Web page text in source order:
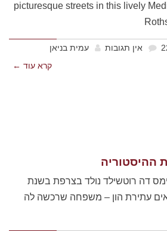
picturesque streets in this lively
אין תגובות
עמית בניאן
קרא עוד ←
ההיסטוריה
דה רוטשילד נולד בצרפת בשנת
עתירת הון – משפחה שרכשה לה